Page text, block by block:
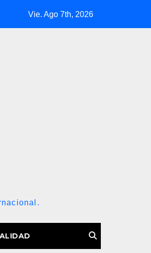
para apoyar a los emprendedores
Vie. Ago 7th, 2026